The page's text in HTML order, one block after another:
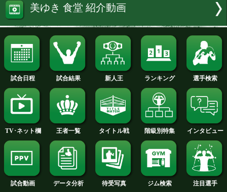
アクセス:JR新町駅徒歩10分
電話番号:0274ー42-1337
営業時間:11:00～ラストオーダー13:45
続きを読む
新井 恵一 選手名鑑へ